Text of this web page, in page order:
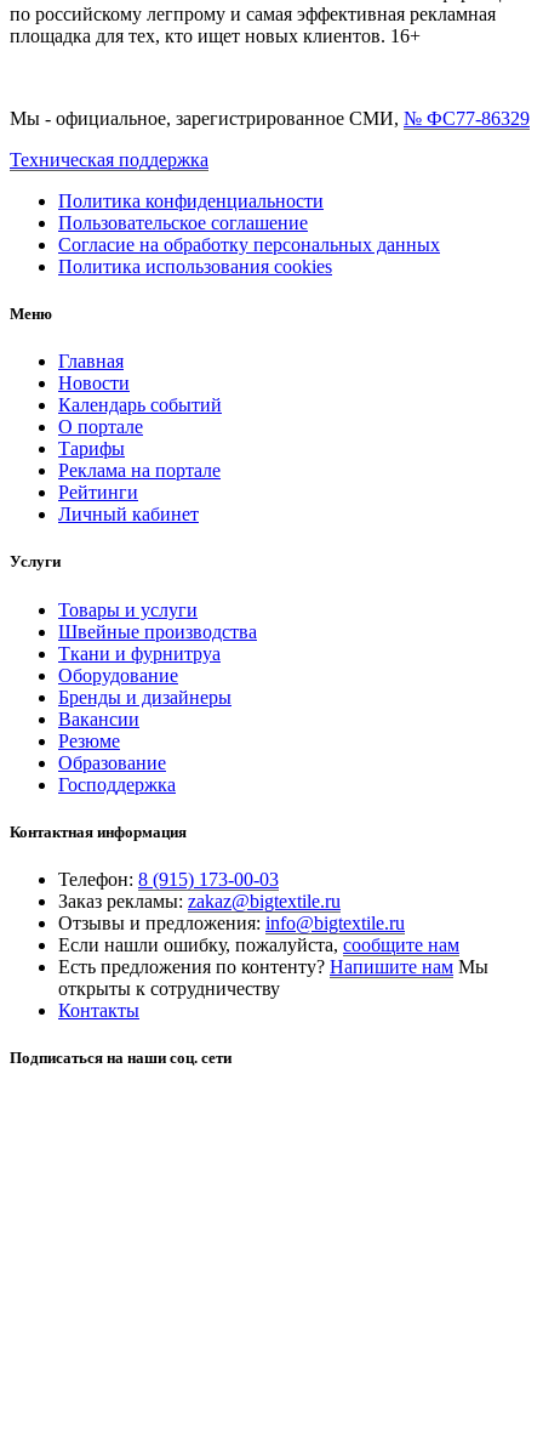
по российскому легпрому и самая эффективная рекламная
площадка для тех, кто ищет новых клиентов. 16+
Мы - официальное, зарегистрированное СМИ, № ФС77-86329
Техническая поддержка
Политика конфиденциальности
Пользовательское соглашение
Согласие на обработку персональных данных
Политика использования cookies
Меню
Главная
Новости
Календарь событий
О портале
Тарифы
Реклама на портале
Рейтинги
Личный кабинет
Услуги
Товары и услуги
Швейные производства
Ткани и фурнитруа
Оборудование
Бренды и дизайнеры
Вакансии
Резюме
Образование
Господдержка
Контактная информация
Телефон: 8 (915) 173-00-03
Заказ рекламы: zakaz@bigtextile.ru
Отзывы и предложения: info@bigtextile.ru
Если нашли ошибку, пожалуйста, сообщите нам
Есть предложения по контенту? Напишите нам Мы
открыты к сотрудничеству
Контакты
Подписаться на наши соц. сети